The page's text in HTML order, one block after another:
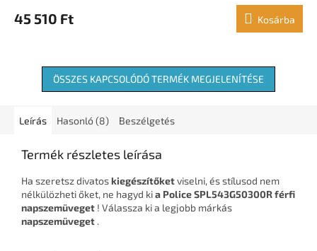
45 510 Ft Kosárba
ÖSSZES KAPCSOLÓDÓ TERMÉK MEGJELENÍTÉSE
Leírás Hasonló (8) Beszélgetés
Termék részletes leírása
Ha szeretsz divatoskiegészítőketviselni, és stílusod nem
nélkülözheti őket, ne hagyd kia Police SPL543G50300R férfi
napszemüveget ! Válassza ki a legjobb márkás
napszemüveget .